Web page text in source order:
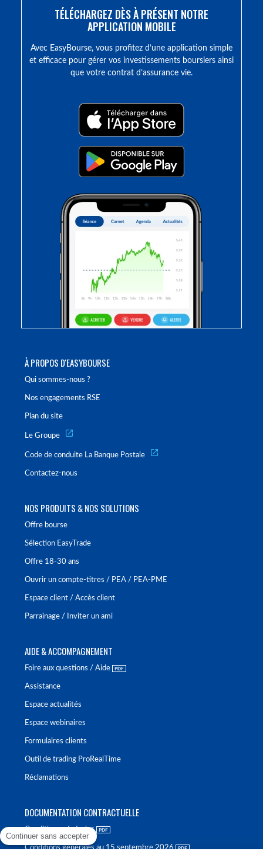
À PROPOS D'EASYBOURSE
Qui sommes-nous ?
Nos engagements RSE
Plan du site
Le Groupe
Code de conduite La Banque Postale
Contactez-nous
NOS PRODUITS & NOS SOLUTIONS
Offre bourse
Sélection EasyTrade
Offre 18-30 ans
Ouvrir un compte-titres / PEA / PEA-PME
Espace client / Accès client
Parrainage / Inviter un ami
AIDE & ACCOMPAGNEMENT
Foire aux questions / Aide
Assistance
Espace actualités
Espace webinaires
Formulaires clients
Outil de trading ProRealTime
Réclamations
DOCUMENTATION CONTRACTUELLE
Conditions générales
Conditions générales au 15 septembre 2026
TÉLÉCHARGEZ DÈS À PRÉSENT NOTRE
APPLICATION MOBILE
Avec EasyBourse, vous profitez d’une application simple
et efficace pour gérer vos investissements boursiers ainsi
que votre contrat d’assurance vie.
Continuer sans accepter